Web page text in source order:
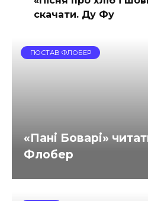
скачати. Ду Фу
ГЮСТАВ ФЛОБЕР
«Пані Боварі»
Флобер